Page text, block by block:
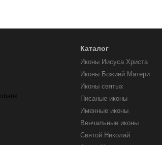
Каталог
Иконы Иисуса Христа
Иконы Божией Матери
Иконы святых
Писаные иконы
Именные иконы
Венчальные иконы
Святой Николай